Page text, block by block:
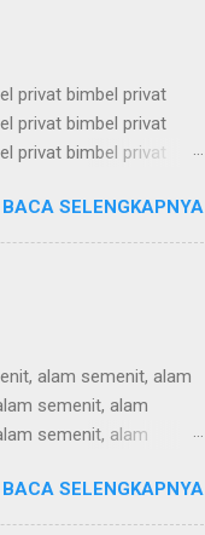
privat bimbel privat
privat bimbel privat
privat bimbel privat
privat bimbel privat
privat bimbel privat
privat bimbel privat
BACA SELENGKAPNYA
alam semenit, alam
semenit, alam
semenit, alam
semenit, alam
semenit, alam
BACA SELENGKAPNYA